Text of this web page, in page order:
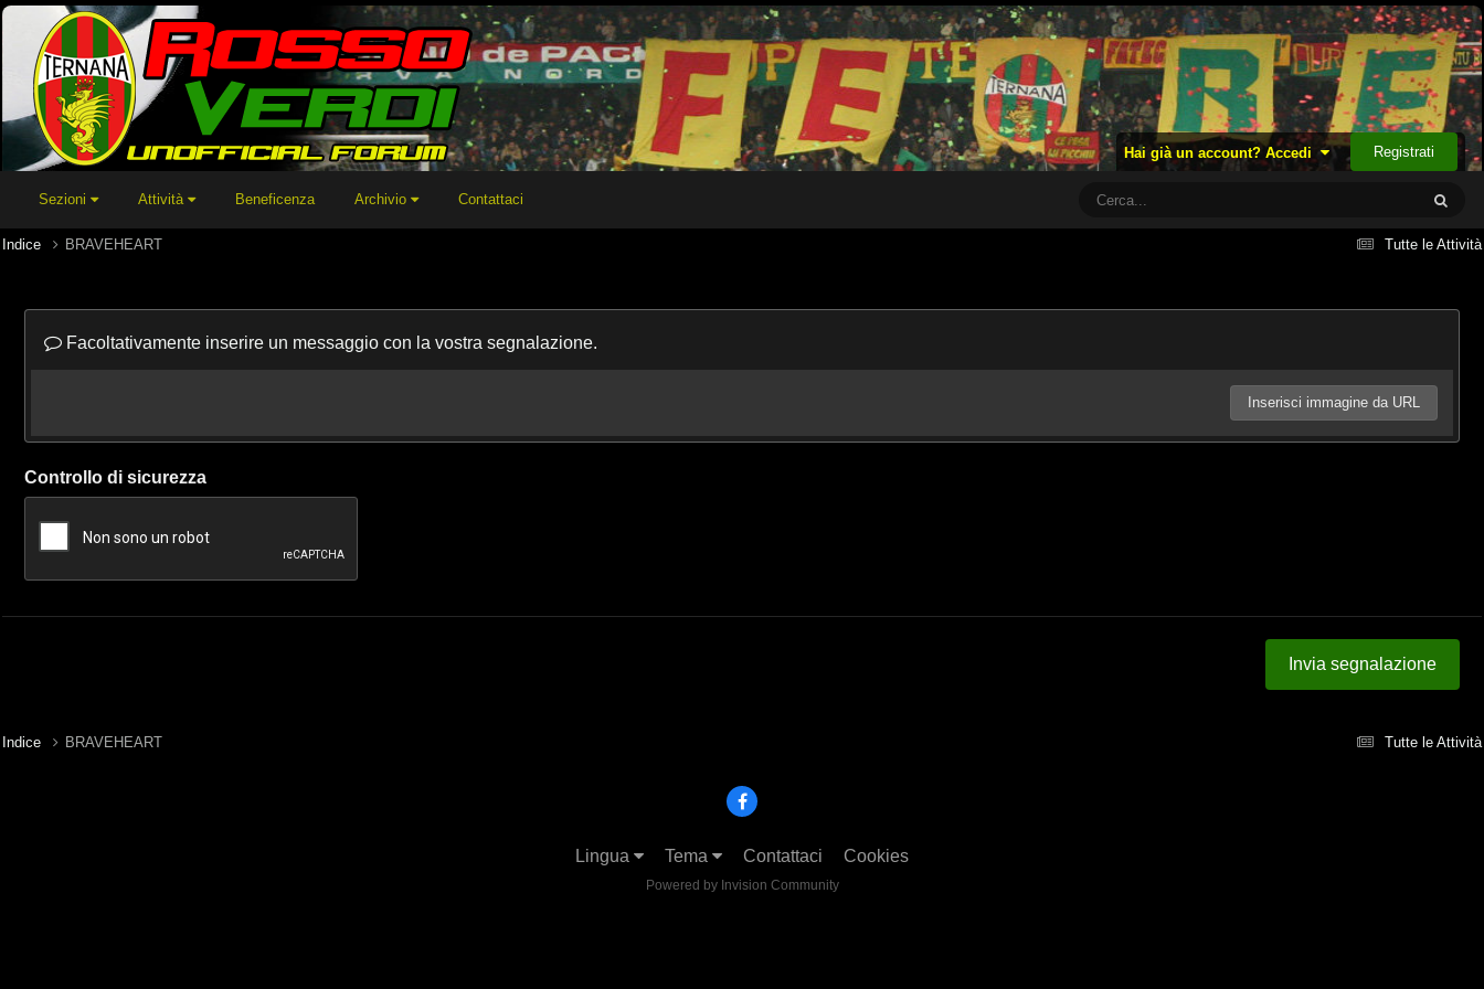
Hai già un account? Accedi Registrati
Sezioni Attività Beneficenza Archivio Contattaci
Tutte le Attività
Indice BRAVEHEART
Facoltativamente inserire un messaggio con la vostra segnalazione.
Inserisci immagine da URL
Controllo di sicurezza
Invia segnalazione
Tutte le Attività
Indice BRAVEHEART
Lingua Tema Contattaci Cookies
Powered by Invision Community